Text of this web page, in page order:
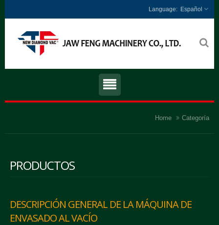
Español
Home Categoría
PRODUCTOS
DESCRIPCIÓN GENERAL DE LA MÁQUINA DE
ENVASADO AL VACÍO